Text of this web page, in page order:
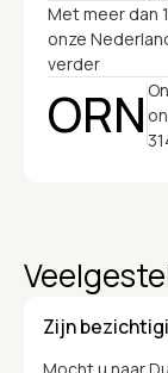
Met meer dan
onze
verder
ORN
Zijn